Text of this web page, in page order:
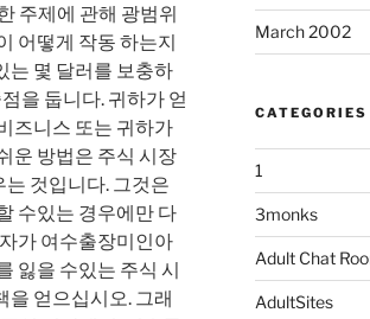
주제에 관해 광범위
어떻게 작동 하는지
는 몇 달러를 보충하
을 둡니다. 귀하가 얻
즈니스 또는 귀하가
운 방법은 주식 시장
것입니다. 그것은
수있는 경우에만 다
가 여수출장미인아
잃을 수있는 주식 시
을 얻으십시오. 그래
March 2002
CATEGORIES
1
3monks
Adult Chat
AdultSites